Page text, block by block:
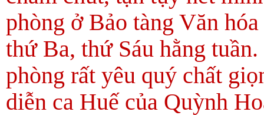
phòng ở Bảo tàng Văn
thứ Ba, thứ Sáu hằng
phòng rất yêu quý chất
diễn ca Huế của Quỳnh